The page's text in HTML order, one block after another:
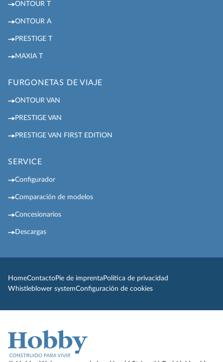
ONTOUR T
ONTOUR A
PRESTIGE T
MAXIA T
FURGONETAS DE VIAJE
ONTOUR VAN
PRESTIGE VAN
PRESTIGE VAN FIRST EDITION
SERVICE
Configurador
Comparación de modelos
Concesionarios
Descargas
HomeContactoPie de imprenta Política de privacidad
Whistleblower systemConfiguración de cookies